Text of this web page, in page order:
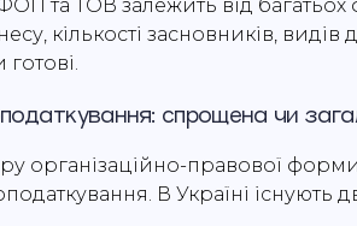
та ТОВ залежить від багатьох
кількості засновників, видів
спрощена чи
організаційно-правової
В Україні існують